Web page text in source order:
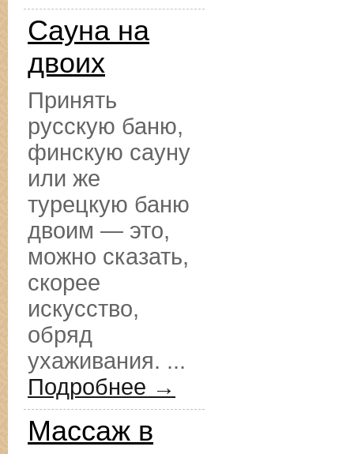
Сауна на
двоих
Принять
русскую баню,
финскую сауну
или же
турецкую баню
двоим — это,
можно сказать,
скорее
искусство,
обряд
ухаживания. ...
Подробнее →
Массаж в